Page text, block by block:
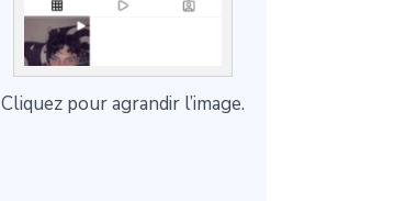
Cliquez pour agrandir l’image.